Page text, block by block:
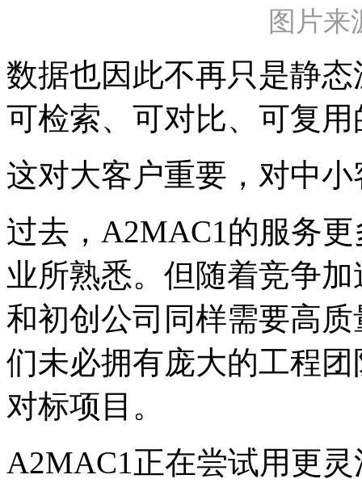
图片来
数据也因此不再只是静
可检索、可对比、可复
这对大客户重要，对中
过去，A2MAC1的服务
业所熟悉。但随着竞争
和初创公司同样需要高
们未必拥有庞大的工程
对标项目。
A2MAC1正在尝试用更